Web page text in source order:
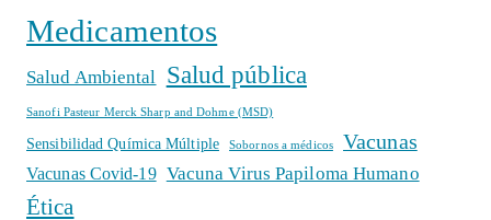
Medicamentos
Salud Ambiental Salud pública
Sanofi Pasteur Merck Sharp and Dohme (MSD)
Sensibilidad Química Múltiple Sobornos a médicos Vacunas
Vacunas Covid-19 Vacuna Virus Papiloma Humano
Ética